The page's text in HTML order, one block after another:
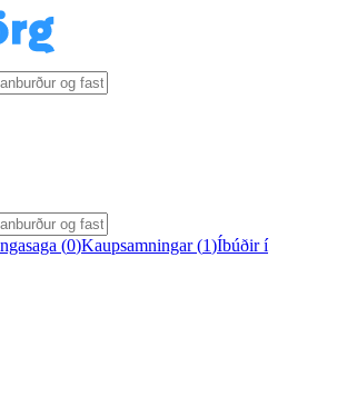
(0)Kaupsamningar (1)Íbúðir í